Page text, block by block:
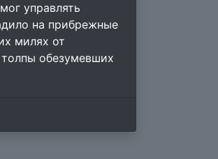
управлять
на прибрежные
милях от
обезумевших